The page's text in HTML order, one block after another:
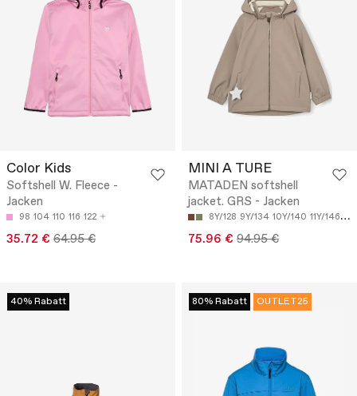
Color Kids
Softshell W. Fleece -
Jacken
98 104 110 116 122
35.72 € 64.95 €
MINI A TURE
MATADEN softshell
jacket. GRS - Jacken
8Y/128 9Y/134 10Y/140 11Y/146
75.96 € 94.95 €
40% Rabatt 80% Rabatt OUTLET25